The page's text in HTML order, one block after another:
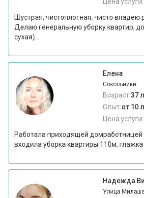
Цена услуги:
Шустрая, чистоплотная, чисто владею
Делаю генеральную уборку квартир,
сухая)...
Елена
Сокольники
Возраст:37
Опыт:от 10
Цена услуги:
Работала приходящей домработницей
входила уборка квартиры 110м, глажка
Надежда
Улица